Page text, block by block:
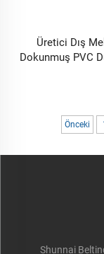
Üretici Dış
Dokunmuş PVC
Önceki
Shunnai